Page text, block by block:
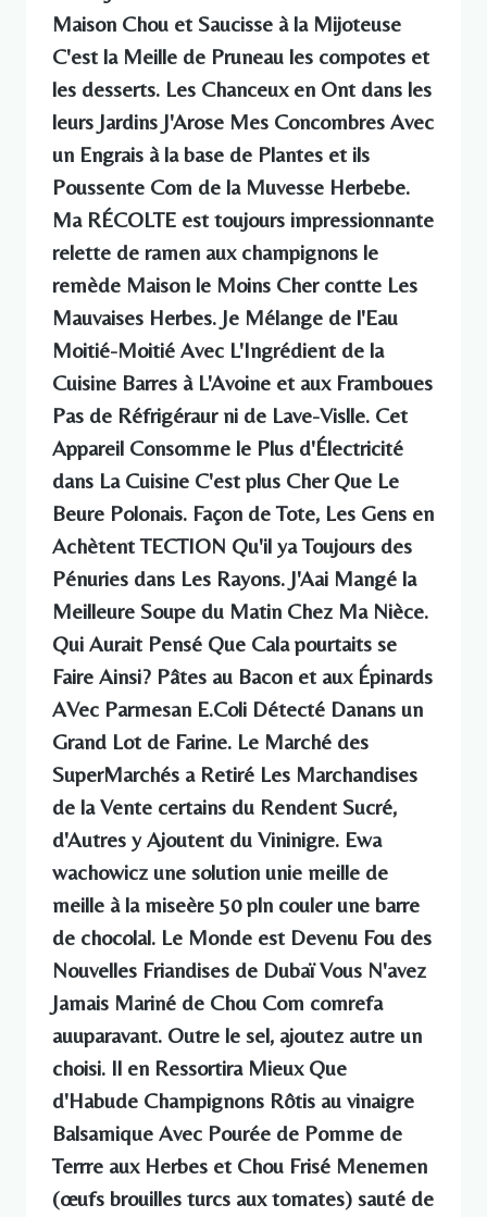
Maison Chou et Saucisse à la Mijoteuse
C'est la Meille de Pruneau les compotes et
les desserts. Les Chanceux en Ont dans les
leurs Jardins J'Arose Mes Concombres Avec
un Engrais à la base de Plantes et ils
Poussente Com de la Muvesse Herbebe.
Ma RÉCOLTE est toujours impressionnante
relette de ramen aux champignons le
remède Maison le Moins Cher contte Les
Mauvaises Herbes. Je Mélange de l'Eau
Moitié-Moitié Avec L'Ingrédient de la
Cuisine Barres à L'Avoine et aux Framboues
Pas de Réfrigéraur ni de Lave-Vislle. Cet
Appareil Consomme le Plus d'Électricité
dans La Cuisine C'est plus Cher Que Le
Beure Polonais. Façon de Tote, Les Gens en
Achètent TECTION Qu'il ya Toujours des
Pénuries dans Les Rayons. J'Aai Mangé la
Meilleure Soupe du Matin Chez Ma Nièce.
Qui Aurait Pensé Que Cala pourtaits se
Faire Ainsi? Pâtes au Bacon et aux Épinards
AVec Parmesan E.Coli Détecté Danans un
Grand Lot de Farine. Le Marché des
SuperMarchés a Retiré Les Marchandises
de la Vente certains du Rendent Sucré,
d'Autres y Ajoutent du Vininigre. Ewa
wachowicz une solution unie meille de
meille à la miseère 50 pln couler une barre
de chocolal. Le Monde est Devenu Fou des
Nouvelles Friandises de Dubaï Vous N'avez
Jamais Mariné de Chou Com comrefa
auuparavant. Outre le sel, ajoutez autre un
choisi. Il en Ressortira Mieux Que
d'Habude Champignons Rôtis au vinaigre
Balsamique Avec Pourée de Pomme de
Terrre aux Herbes et Chou Frisé Menemen
(œufs brouilles turcs aux tomates) sauté de